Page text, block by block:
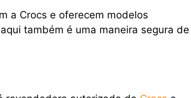
a Crocs e oferecem modelos
também é uma maneira segura de